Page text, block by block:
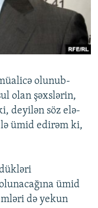
olunub-
olan şəxslərin,
deyilən söz elə-
ümid edirəm ki,
ümid
də yekun